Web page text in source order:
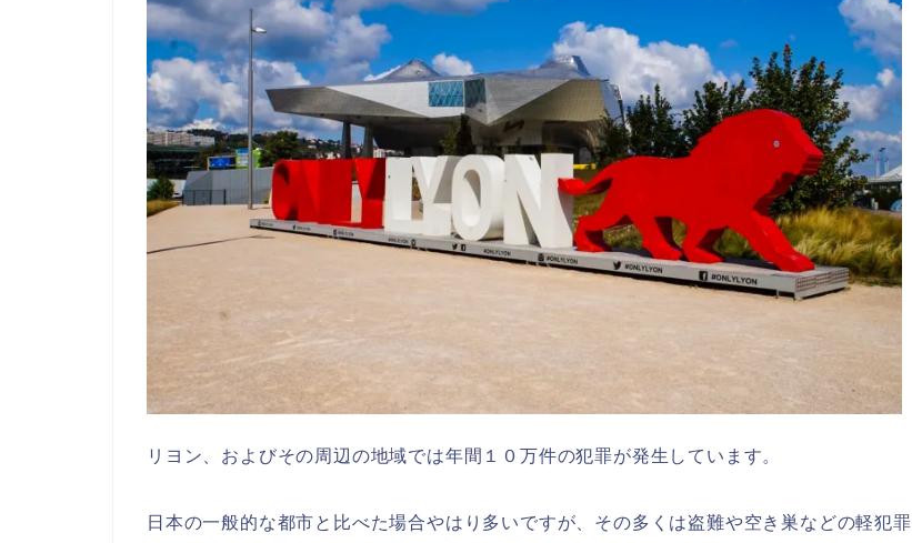
リヨン、およびその周辺の地域では年間１０万件の犯罪が発生しています。
日本の一般的な都市と比べた場合やはり多いですが、その多くは盗難や空き巣などの軽犯罪